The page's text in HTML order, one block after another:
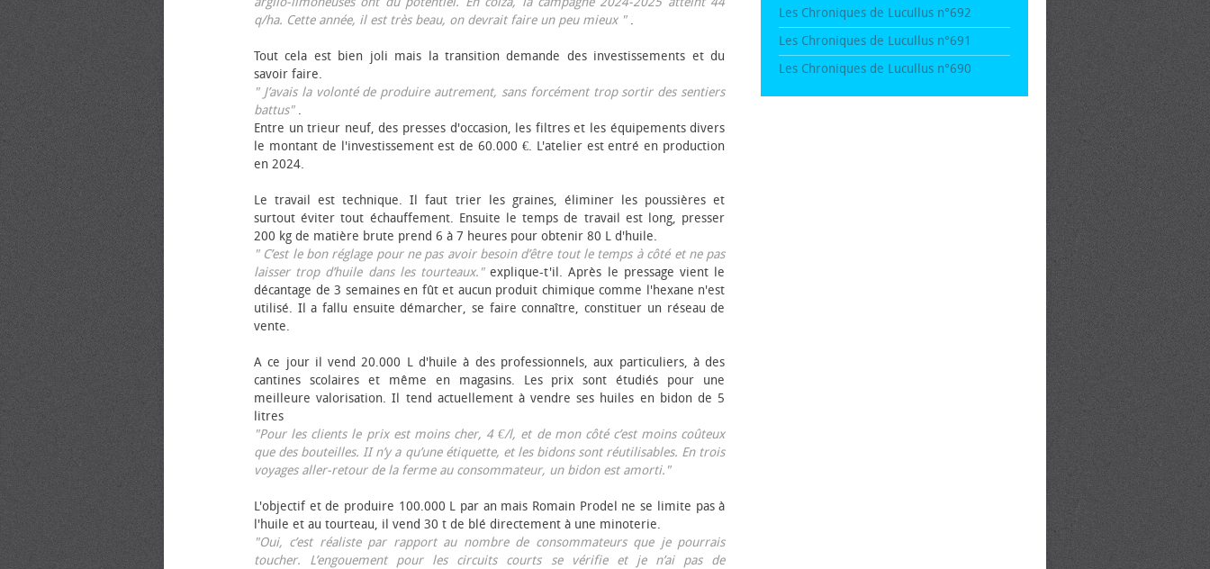
q/ha. Cette année, il est très beau, on devrait faire un peu mieux ".
Tout cela est bien joli mais la transition demande des investissements et du
savoir faire.
" J’avais la volonté de produire autrement, sans forcément trop sortir des sentiers
battus".
Entre un trieur neuf, des presses d'occasion, les filtres et les équipements divers
le montant de l'investissement est de 60.000 €. L'atelier est entré en production
en 2024.
Le travail est technique. Il faut trier les graines, éliminer les poussières et
surtout éviter tout échauffement. Ensuite le temps de travail est long, presser
200 kg de matière brute prend 6 à 7 heures pour obtenir 80 L d'huile.
" C’est le bon réglage pour ne pas avoir besoin d’être tout le temps à côté et ne pas
laisser trop d’huile dans les tourteaux."explique-t'il. Après le pressage vient le
décantage de 3 semaines en fût et aucun produit chimique comme l'hexane n'est
utilisé. Il a fallu ensuite démarcher, se faire connaître, constituer un réseau de
vente.
A ce jour il vend 20.000 L d'huile à des professionnels, aux particuliers, à des
cantines scolaires et même en magasins. Les prix sont étudiés pour une
meilleure valorisation. Il tend actuellement à vendre ses huiles en bidon de 5
litres
"Pour les clients le prix est moins cher, 4 €/l, et de mon côté c’est moins coûteux
que des bouteilles. II n’y a qu’une étiquette, et les bidons sont réutilisables. En trois
voyages aller-retour de la ferme au consommateur, un bidon est amorti."
L'objectif et de produire 100.000 L par an mais Romain Prodel ne se limite pas à
l'huile et au tourteau, il vend 30 t de blé directement à une minoterie.
"Oui, c’est réaliste par rapport au nombre de consommateurs que je pourrais
toucher. L’engouement pour les circuits courts se vérifie et je n’ai pas de
Les Chroniques de Lucullus n°692
Les Chroniques de Lucullus n°691
Les Chroniques de Lucullus n°690